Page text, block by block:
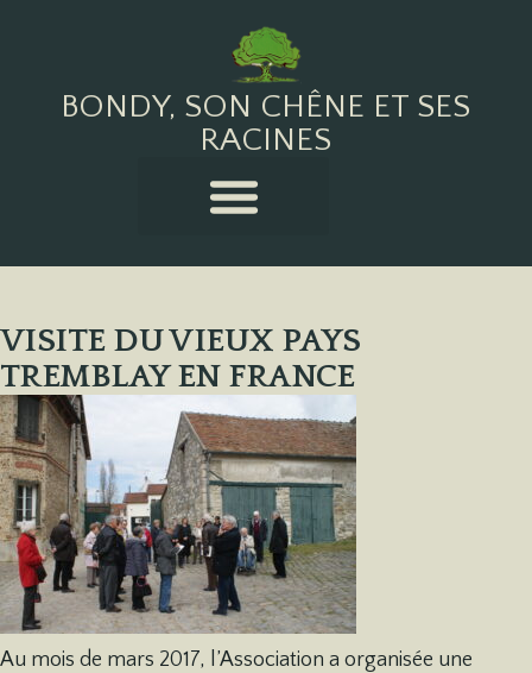
BONDY, SON CHÊNE ET SES
RACINES
VISITE DU VIEUX PAYS
TREMBLAY EN FRANCE
Au mois de mars 2017, l’Association a organisée une